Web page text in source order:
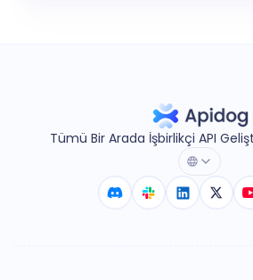
Tümü Bir Arada İşbirlikçi API